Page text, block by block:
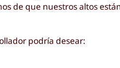
de que nuestros altos
podría desear: